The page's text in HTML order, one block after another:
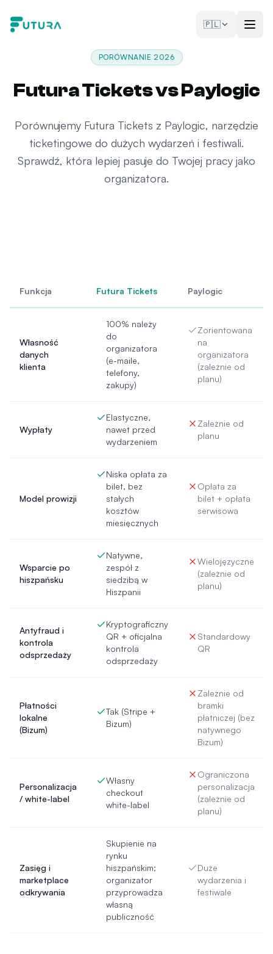
🇵🇱
PORÓWNANIE 2026
Futura Tickets vs Paylogic
Porównujemy Futura Tickets z Paylogic, narzędzie
ticketingowe do dużych wydarzeń i festiwali.
Sprawdź, która lepiej pasuje do Twojej pracy jako
organizatora.
Funkcja Futura Tickets Paylogic
Własność
danych
klienta
100% należy
do
organizatora
(e-maile,
telefony,
zakupy)
Zorientowana
na
organizatora
(zależnie od
planu)
Wypłaty
Elastyczne,
nawet przed
wydarzeniem
Zależnie od
planu
Model prowizji
Niska opłata za
bilet, bez
stałych
kosztów
miesięcznych
Opłata za
bilet + opłata
serwisowa
Wsparcie po
hiszpańsku
Natywne,
zespół z
siedzibą w
Hiszpanii
Wielojęzyczne
(zależnie od
planu)
Antyfraud i
kontrola
odsprzedaży
Kryptograficzny
QR + oficjalna
kontrola
odsprzedaży
Standardowy
QR
Płatności
lokalne
(Bizum)
Tak (Stripe +
Bizum)
Zależnie od
bramki
płatniczej (bez
natywnego
Bizum)
Personalizacja
/ white-label
Własny
checkout
white-label
Ograniczona
personalizacja
(zależnie od
planu)
Zasięg i
marketplace
odkrywania
Skupienie na
rynku
hiszpańskim;
organizator
przyprowadza
własną
publiczność
Duże
wydarzenia i
festiwale